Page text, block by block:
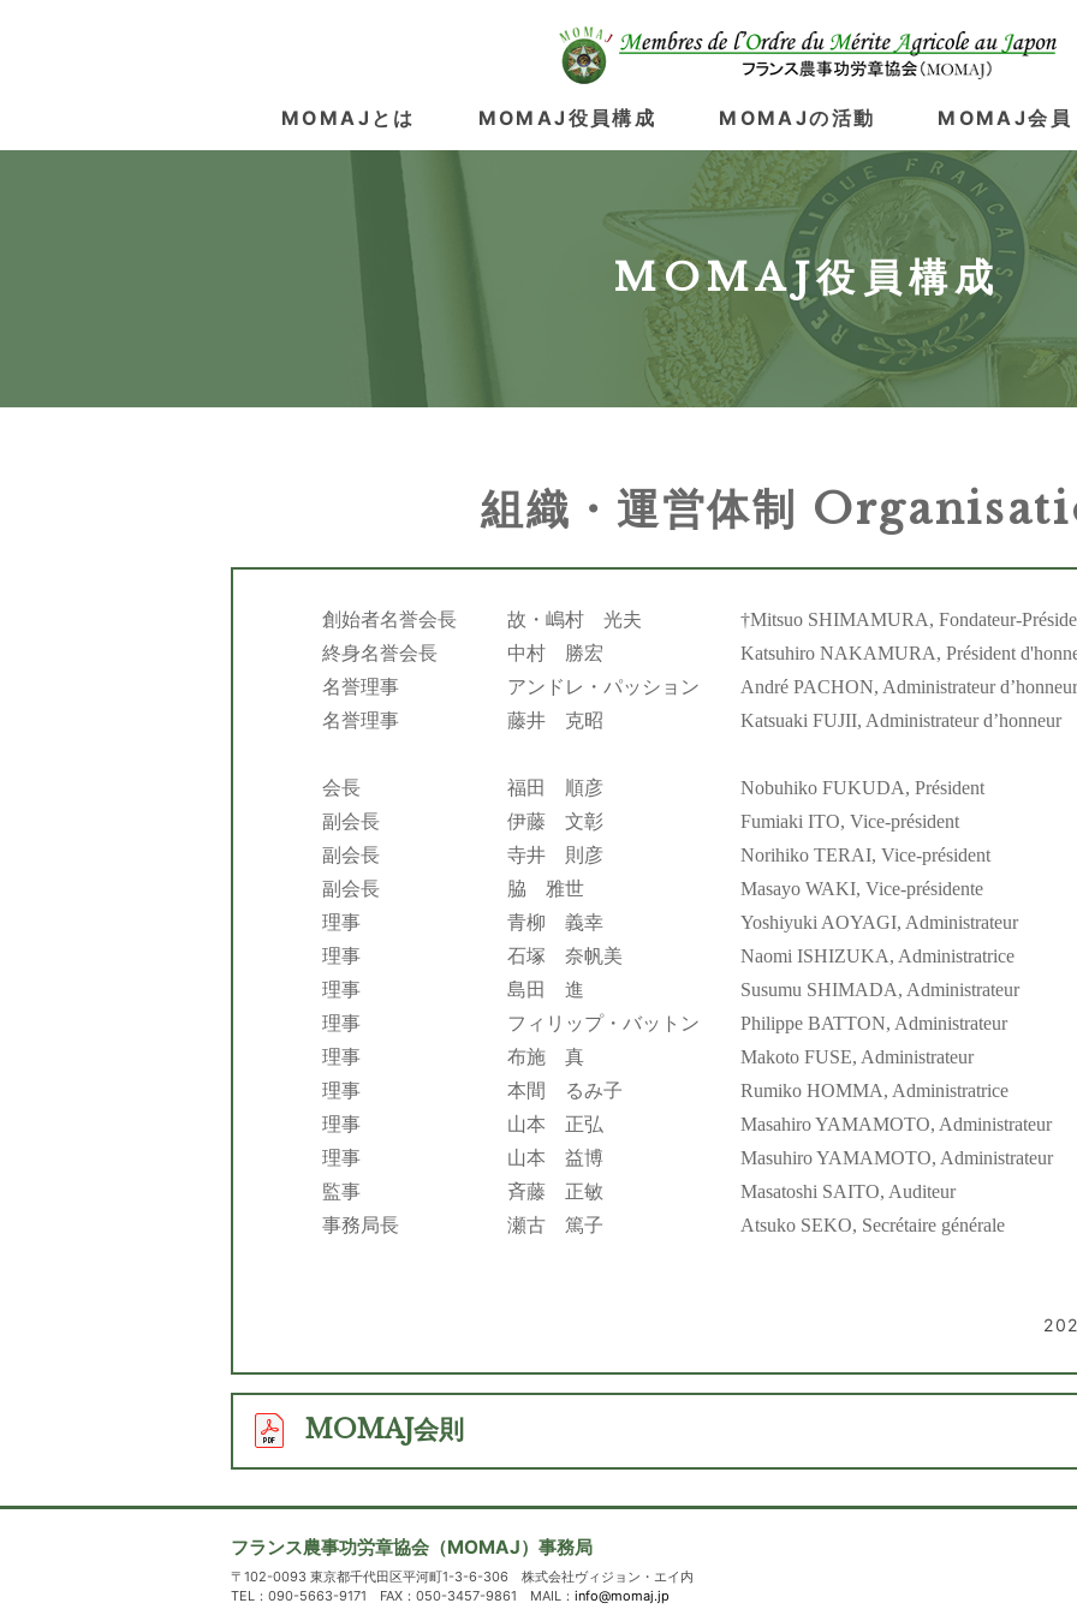
MOMAJとは MOMAJ役員構成 MOMAJの活動 MOMAJ会員
MOMAJ役員構成
組織・運営体制
創始者名誉会長 故・嶋村 光夫
†Mitsuo SHIMAMURA, Fondateur-
終身名誉会長
中村 勝宏
Katsuhiro NAKAMURA, Président
名誉理事
アンドレ・パッション
André PACHON, Administrateur d’honneur
名誉理事
藤井 克昭 Katsuaki FUJII, Administrateur d’honneur
会長 福田 順彦
Nobuhiko FUKUDA, Président
副会長
伊藤 文彰
Fumiaki ITO, Vice-président
副会長
寺井 則彦
Norihiko TERAI, Vice-président
副会長
脇 雅世
Masayo WAKI, Vice-présidente
理事
青柳 義幸
Yoshiyuki AOYAGI, Administrateur
理事
石塚 奈帆美
Naomi ISHIZUKA, Administratrice
理事
島田 進
Susumu SHIMADA, Administrateur
理事
フィリップ・バットン
Philippe BATTON, Administrateur
理事
布施 真
Makoto FUSE, Administrateur
理事
本間 るみ子
Rumiko HOMMA, Administratrice
理事
山本 正弘
Masahiro YAMAMOTO, Administrateur
理事
山本 益博
Masuhiro YAMAMOTO, Administrateur
監事
斉藤 正敏
Masatoshi SAITO, Auditeur
事務局長
瀬古 篤子 Atsuko SEKO, Secrétaire générale
MOMAJ会則
フランス農事功労章協会（MOMAJ）事務局
〒102-0093 東京都千代田区平河町1-3-6-306 株式会社ヴィジョン・エイ内
TEL：090-5663-9171 FAX：050-3457-9861 MAIL： info@momaj.jp